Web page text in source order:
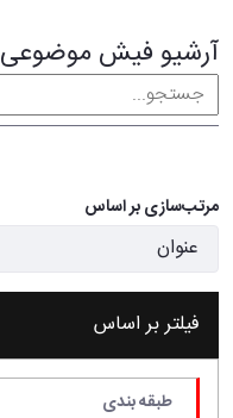
آرشیو فیش موضوعی
مرتب‌سازی بر اساس
فیلتر بر اساس
طبقه بندی